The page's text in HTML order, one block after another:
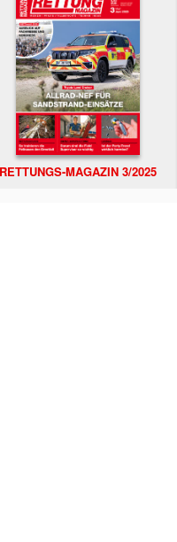
RETTUNGS-MAGAZIN 3/2025